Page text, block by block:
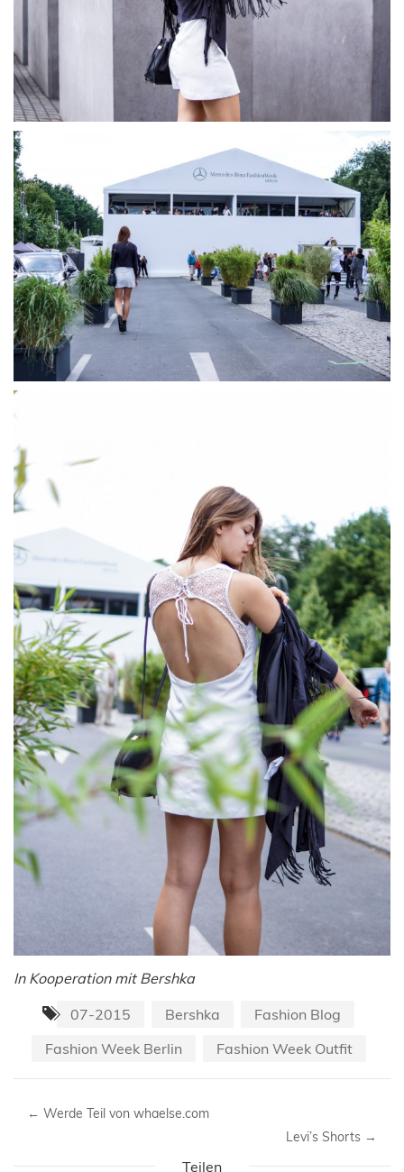
In Kooperation mit Bershka
07-2015
Bershka
Fashion Blog
Fashion Week Berlin
Fashion Week Outfit
← Werde Teil von whaelse.com
Levi’s Shorts →
Teilen